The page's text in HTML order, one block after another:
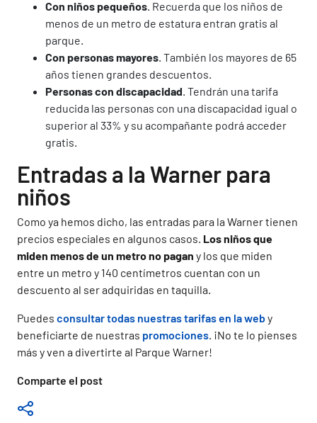
Comparte el post
Con niños pequeños. Recuerda que los niños de
menos de un metro de estatura entran gratis al
parque.
Con personas mayores. También los mayores de 65
años tienen grandes descuentos.
Personas con discapacidad. Tendrán una tarifa
reducida las personas con una discapacidad igual o
superior al 33% y su acompañante podrá acceder
gratis.
Entradas a la Warner para
niños
Como ya hemos dicho, las entradas para la Warner tienen
precios especiales en algunos casos. Los niños que
miden menos de un metro no pagan y los que miden
entre un metro y 140 centímetros cuentan con un
descuento al ser adquiridas en taquilla.
Puedes consultar todas nuestras tarifas en la weby
beneficiarte de nuestras promociones. ¡No te lo pienses
más y ven a divertirte al Parque Warner!